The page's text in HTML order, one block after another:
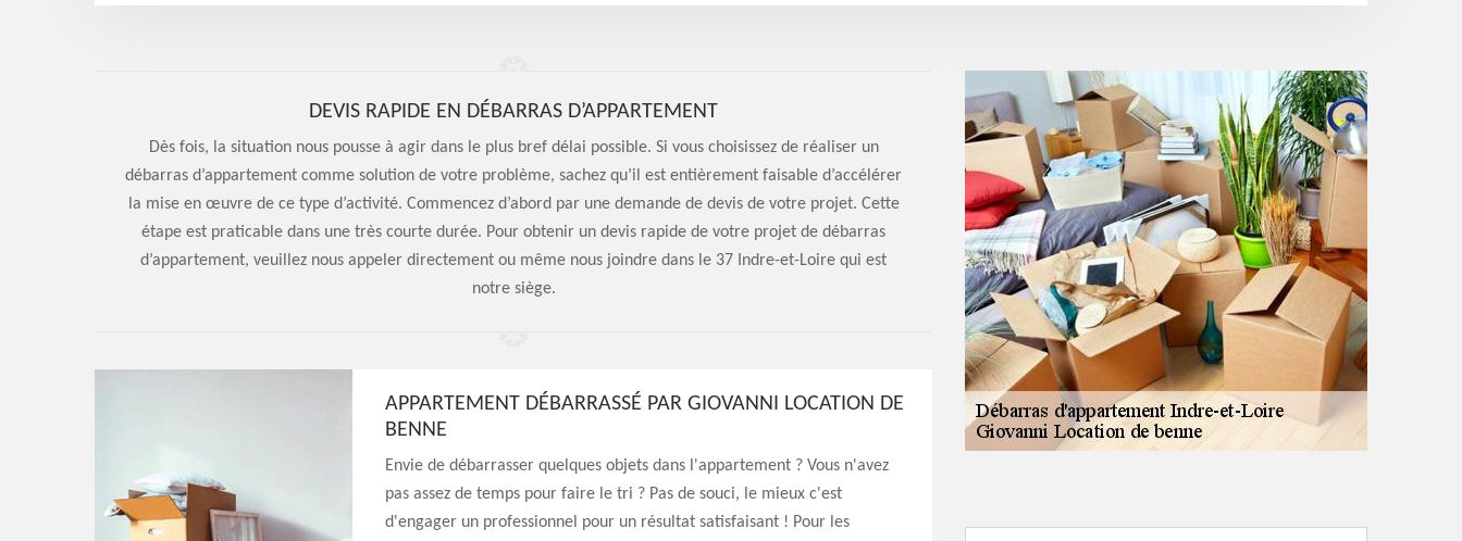
qualité en toute circonstance
détaillé offert
appartement, cave et grenier. Vous fait
DEVIS RAPIDE EN DÉBARRAS D’APPARTEMENT
Dès fois, la situation nous pousse à agir dans le plus bref délai possible. Si vous choisissez de réaliser un
débarras d’appartement comme solution de votre problème, sachez qu’il est entièrement faisable d’accélérer
la mise en œuvre de ce type d’activité. Commencez d’abord par une demande de devis de votre projet. Cette
étape est praticable dans une très courte durée. Pour obtenir un devis rapide de votre projet de débarras
d’appartement, veuillez nous appeler directement ou même nous joindre dans le 37 Indre-et-Loire qui est
notre siège.
APPARTEMENT DÉBARRASSÉ PAR GIOVANNI LOCATION DE
BENNE
Envie de débarrasser quelques objets dans l'appartement ? Vous n'avez
pas assez de temps pour faire le tri ? Pas de souci, le mieux c'est
d'engager un professionnel pour un résultat satisfaisant ! Pour les